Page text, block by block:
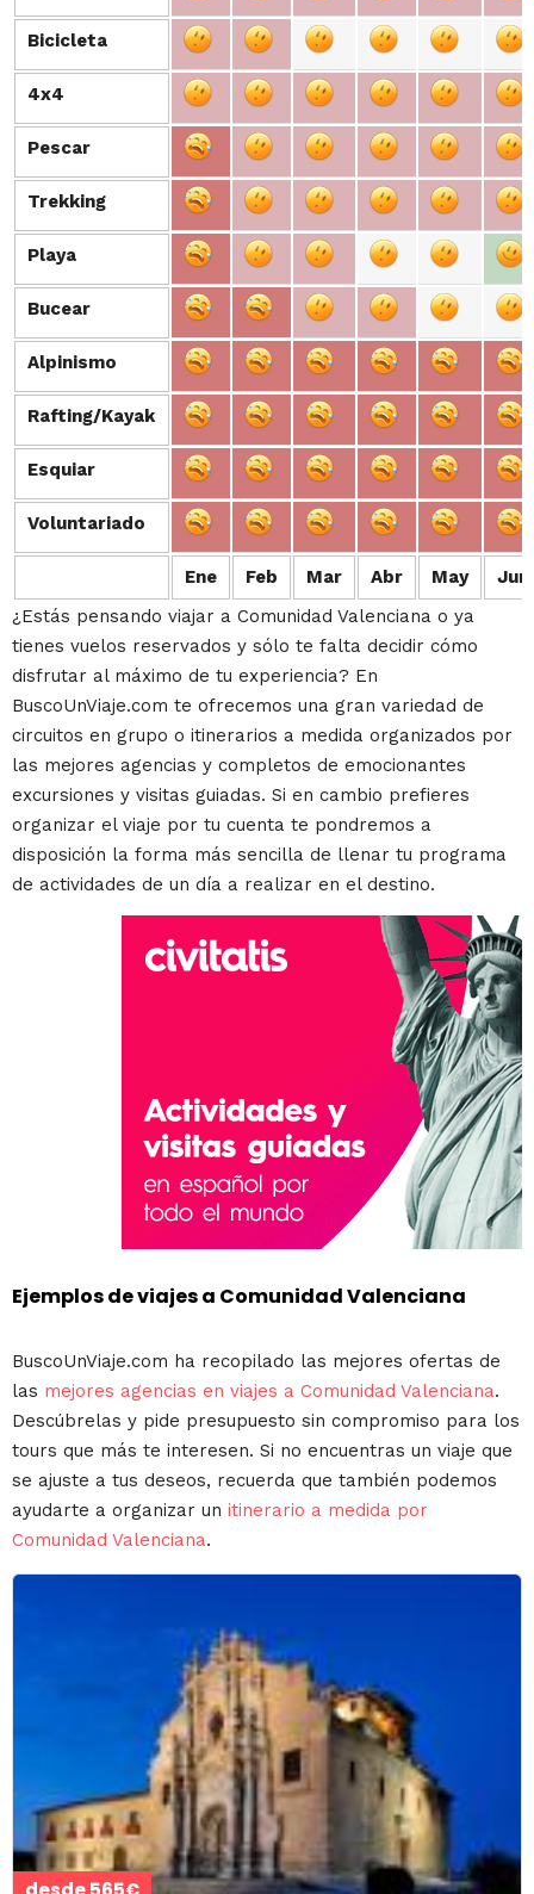
Bicicleta
4x4
Pescar
Trekking
Playa
Bucear
Alpinismo
Rafting/Kayak
Esquiar
Voluntariado
Ene Feb Mar Abr May Jun
Bicicleta
4x4
Pescar
Trekking
Playa
Bucear
Alpinismo
Rafting/Kayak
Esquiar
Voluntariado
¿Estás pensando viajar a Comunidad Valenciana o ya
tienes vuelos reservados y sólo te falta decidir cómo
disfrutar al máximo de tu experiencia? En
BuscoUnViaje.com te ofrecemos una gran variedad de
circuitos en grupo o itinerarios a medida organizados por
las mejores agencias y completos de emocionantes
excursiones y visitas guiadas. Si en cambio prefieres
organizar el viaje por tu cuenta te pondremos a
disposición la forma más sencilla de llenar tu programa
de actividades de un día a realizar en el destino.
Ejemplos de viajes a Comunidad Valenciana
BuscoUnViaje.com ha recopilado las mejores ofertas de
las mejores agencias en viajes a Comunidad Valenciana.
Descúbrelas y pide presupuesto sin compromiso para los
tours que más te interesen. Si no encuentras un viaje que
se ajuste a tus deseos, recuerda que también podemos
ayudarte a organizar un itinerario a medida por
Comunidad Valenciana.